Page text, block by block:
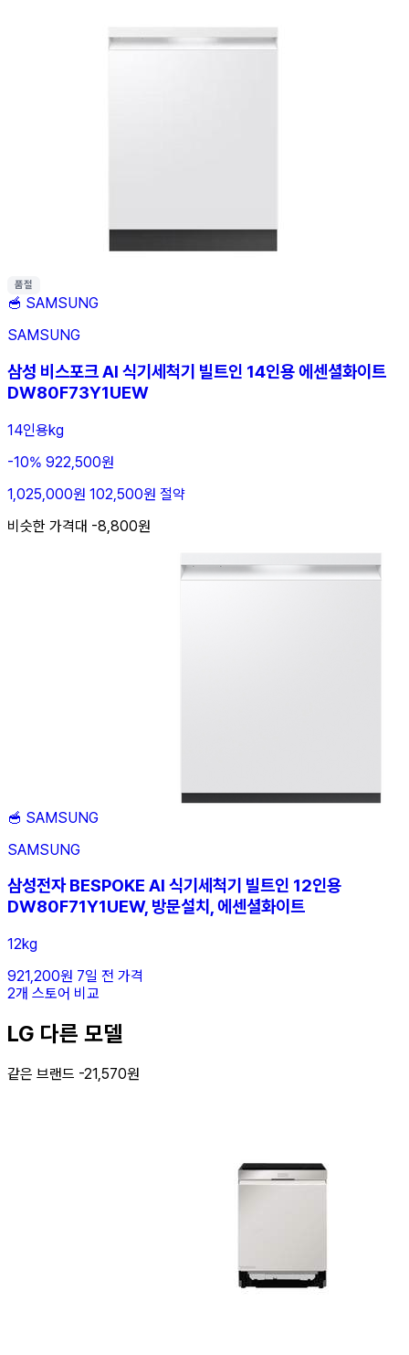
품절
🥣 SAMSUNG
SAMSUNG
삼성 비스포크 AI 식기세척기 빌트인 14인용 에센셜화이트
DW80F73Y1UEW
14인용kg
-10% 922,500원
1,025,000원 102,500원 절약
비슷한 가격대 -8,800원
🥣 SAMSUNG
SAMSUNG
삼성전자 BESPOKE AI 식기세척기 빌트인 12인용
DW80F71Y1UEW, 방문설치, 에센셜화이트
12kg
921,200원 7일 전 가격
2개 스토어 비교
LG 다른 모델
같은 브랜드 -21,570원